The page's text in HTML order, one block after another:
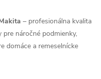
– profesionálna kvalita
pre náročné podmienky,
domáce a remeselnícke